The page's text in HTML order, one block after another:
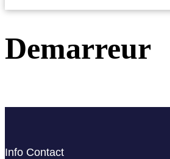
Demarreur
Info Contact